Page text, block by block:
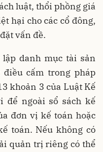
luật, thổi phồng giá
hại cho các cổ đông,
vấn đề.
danh mục tài sản
cấm trong pháp
khoản 3 của Luật Kế
để ngoài sổ sách kế
đơn vị kế toán hoặc
toán. Nếu không có
quản trị riêng có thể